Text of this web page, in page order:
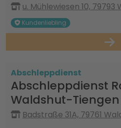
u. Mühlewiesen 10,
Kundenliebling
Abschleppdienst
Abschleppdienst
Waldshut-Tiengen
Badstraße 31A, 79761